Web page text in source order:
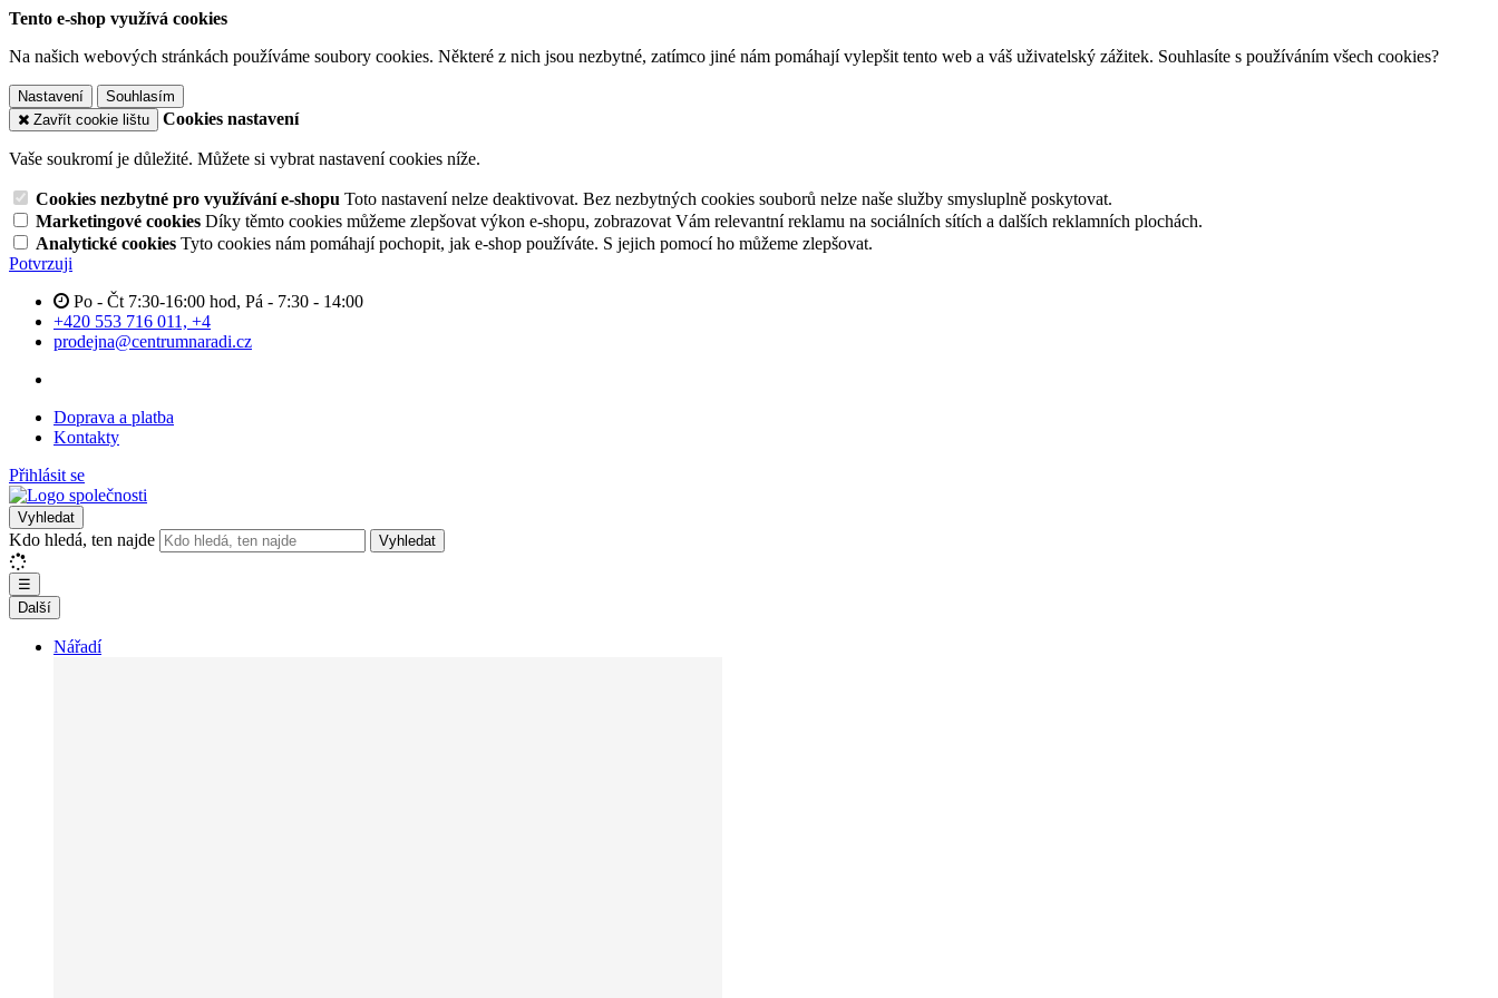
Tento e-shop využívá cookies
Na našich webových stránkách používáme soubory cookies. Některé z nich jsou nezbytné, zatímco jiné nám pomáhají vylepšit tento web a váš uživatelský zážitek. Souhlasíte s používáním všech cookies?
Nastavení
Souhlasím
Zavřít cookie lištu
Cookies nastavení
Vaše soukromí je důležité. Můžete si vybrat nastavení cookies níže.
Cookies nezbytné pro využívání e-shopu Toto nastavení nelze deaktivovat. Bez nezbytných cookies souborů nelze naše služby smysluplně poskytovat.
Marketingové cookies Díky těmto cookies můžeme zlepšovat výkon e-shopu, zobrazovat Vám relevantní reklamu na sociálních sítích a dalších reklamních plochách.
Analytické cookies Tyto cookies nám pomáhají pochopit, jak e-shop používáte. S jejich pomocí ho můžeme zlepšovat.
Potvrzuji
Po - Čt 7:30-16:00 hod, Pá - 7:30 - 14:00
+420 553 716 011, +4
prodejna@centrumnaradi.cz
Doprava a platba
Kontakty
Přihlásit se
Vyhledat
Kdo hledá, ten najde Vyhledat
☰
Další
Nářadí